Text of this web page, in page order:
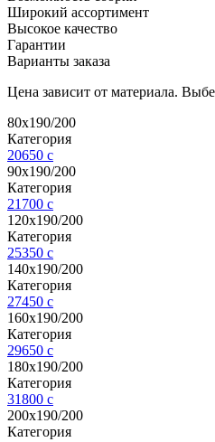
Широкий ассортимент
Высокое качество
Гарантии
Варианты заказа
Цена зависит от материала.
80х190/200
Категория
20650 c
90х190/200
Категория
21700 c
120х190/200
Категория
25350 c
140х190/200
Категория
27450 c
160х190/200
Категория
29650 c
180х190/200
Категория
31800 c
200х190/200
Категория